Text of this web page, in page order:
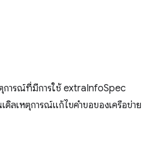
การณ์ที่มีการใช้ extraInfoSpec
ลเหตุการณ์แก้ไขคำขอของเครือข่าย